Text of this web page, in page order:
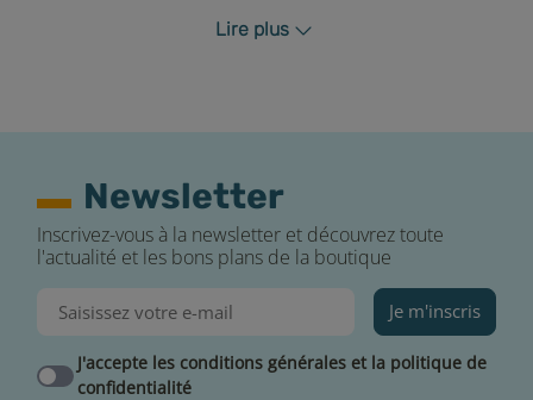
3 mg : très faible, pour petit fumeur, très peu
d’accroche en gorge
16 mg : fort, pour un gros fumeur, forte accroche en
gorge
Bien conserver votre e-liquide La Petite Limo
Préserver son e-liquide dans le temps, c'est simple. A
condition de respecter quelques règles élémentaires
bien sûr :
Lire plus
Newsletter
Inscrivez-vous à la newsletter et découvrez toute
l'actualité et les bons plans de la boutique
Je m'inscris
J'accepte les conditions générales et la politique de
confidentialité